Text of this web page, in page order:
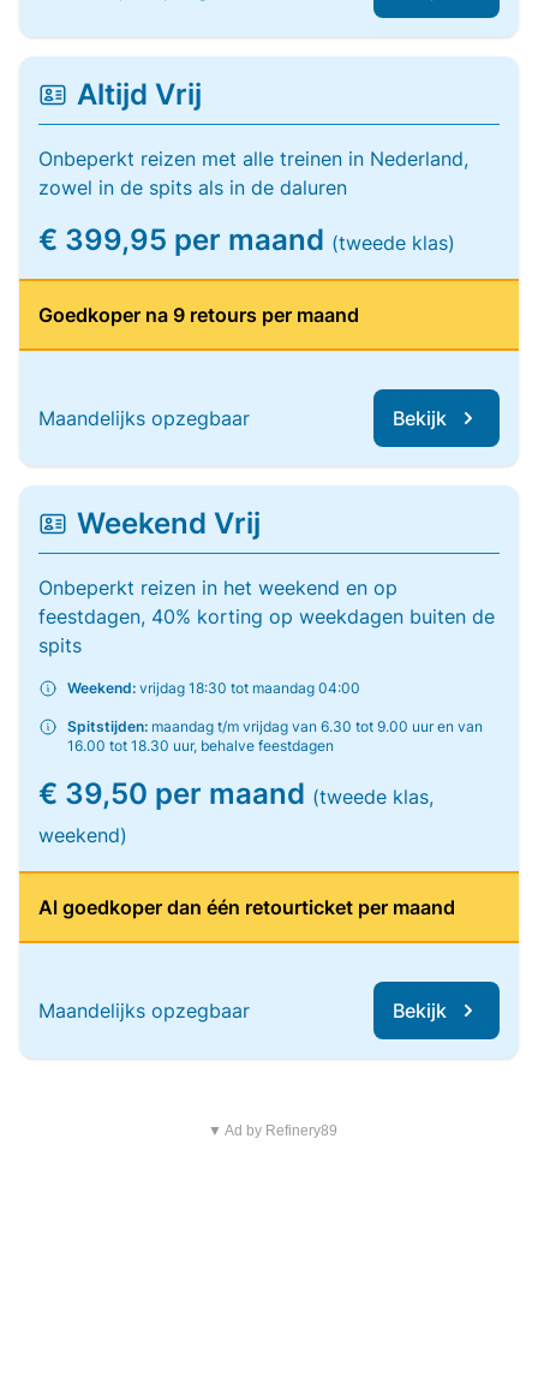
Altijd Vrij
Onbeperkt reizen met alle treinen in Nederland,
zowel in de spits als in de daluren
€ 399,95 per maand (tweede klas)
Goedkoper na 9 retours per maand
Maandelijks opzegbaar Bekijk
Weekend Vrij
Onbeperkt reizen in het weekend en op
feestdagen, 40% korting op weekdagen buiten de
spits
Weekend: vrijdag 18:30 tot maandag 04:00
Spitstijden: maandag t/m vrijdag van 6.30 tot 9.00 uur en van
16.00 tot 18.30 uur, behalve feestdagen
€ 39,50 per maand (tweede klas,
weekend)
Al goedkoper dan één retourticket per maand
Maandelijks opzegbaar Bekijk
▼ Ad by Refinery89